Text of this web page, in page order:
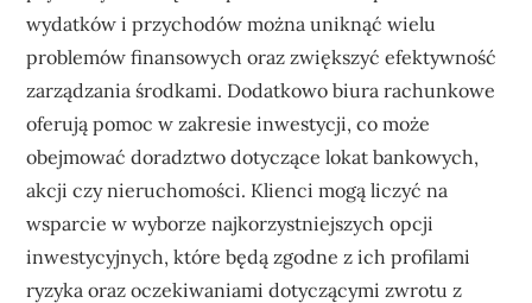
wydatków i przychodów można uniknąć wielu
problemów finansowych oraz zwiększyć efektywność
zarządzania środkami. Dodatkowo biura rachunkowe
oferują pomoc w zakresie inwestycji, co może
obejmować doradztwo dotyczące lokat bankowych,
akcji czy nieruchomości. Klienci mogą liczyć na
wsparcie w wyborze najkorzystniejszych opcji
inwestycyjnych, które będą zgodne z ich profilami
ryzyka oraz oczekiwaniami dotyczącymi zwrotu z